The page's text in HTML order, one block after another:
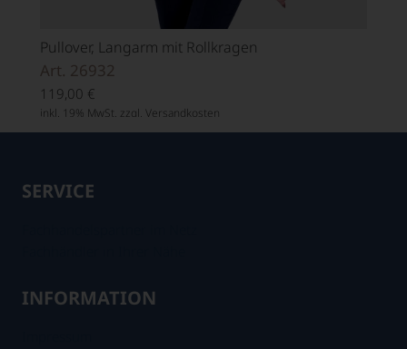
Pullover, Langarm mit Rollkragen
Art. 26932
119,00 €
inkl. 19% MwSt. zzgl. Versandkosten
SERVICE
INFORMATION